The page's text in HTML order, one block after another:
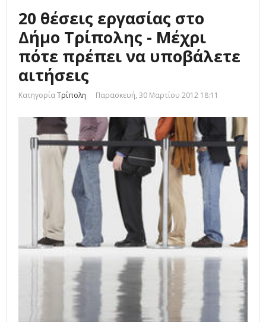
20 θέσεις εργασίας στο
Δήμο Τρίπολης - Μέχρι
πότε πρέπει να υποβάλετε
αιτήσεις
ΚατηγορίαΤρίπολη Παρασκευή, 30 Μαρτίου 2012 18:11